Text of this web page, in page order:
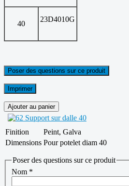
40
23D4010G
Poser des questions sur ce produit
Imprimer
Finition
Peint, Galva
Dimensions Pour potelet diam 40
Poser des questions sur ce produit
Nom *